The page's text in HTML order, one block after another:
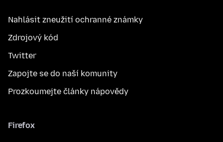
Nahlásit zneužití ochranné známky
Zdrojový kód
Twitter
Zapojte se do naší komunity
Prozkoumejte články nápovědy
Firefox